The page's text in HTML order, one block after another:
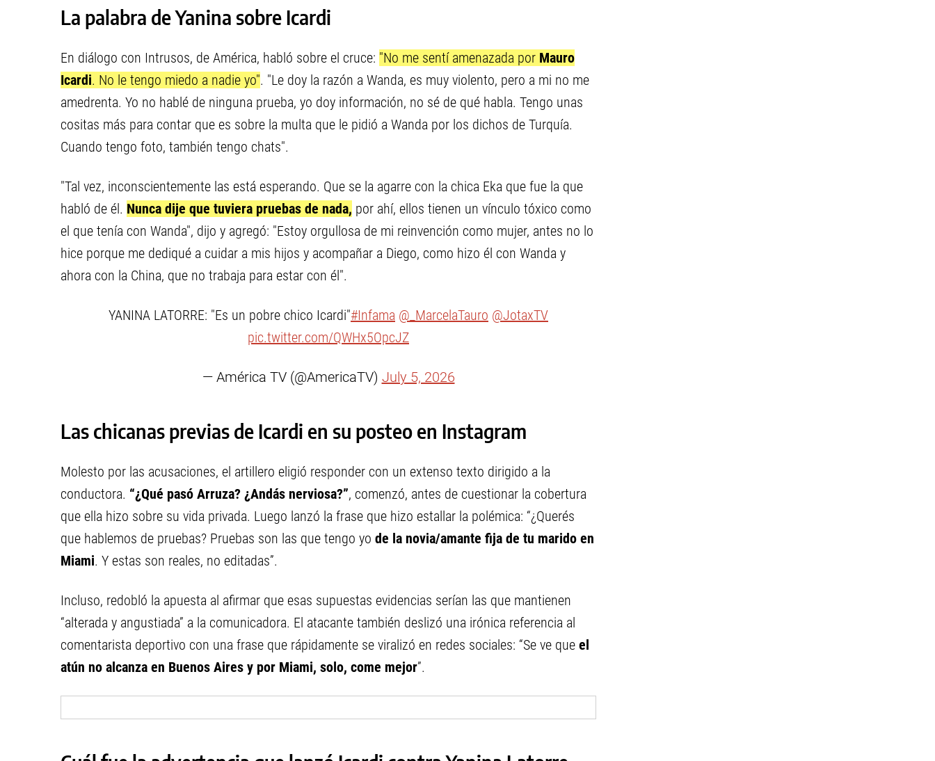
La palabra de Yanina sobre Icardi
En diálogo con Intrusos, de América, habló sobre el cruce: "No me sentí amenazada por Mauro
Icardi. No le tengo miedo a nadie yo". "Le doy la razón a Wanda, es muy violento, pero a mi no me
amedrenta. Yo no hablé de ninguna prueba, yo doy información, no sé de qué habla. Tengo unas
cositas más para contar que es sobre la multa que le pidió a Wanda por los dichos de Turquía.
Cuando tengo foto, también tengo chats".
"Tal vez, inconscientemente las está esperando. Que se la agarre con la chica Eka que fue la que
habló de él. Nunca dije que tuviera pruebas de nada, por ahí, ellos tienen un vínculo tóxico como
el que tenía con Wanda", dijo y agregó: "Estoy orgullosa de mi reinvención como mujer, antes no lo
hice porque me dediqué a cuidar a mis hijos y acompañar a Diego, como hizo él con Wanda y
ahora con la China, que no trabaja para estar con él".
YANINA LATORRE: "Es un pobre chico Icardi"#Infama @_MarcelaTauro @JotaxTV
pic.twitter.com/QWHx5OpcJZ
— América TV (@AmericaTV) July 5, 2026
Las chicanas previas de Icardi en su posteo en Instagram
Molesto por las acusaciones, el artillero eligió responder con un extenso texto dirigido a la
conductora. “¿Qué pasó Arruza? ¿Andás nerviosa?”, comenzó, antes de cuestionar la cobertura
que ella hizo sobre su vida privada. Luego lanzó la frase que hizo estallar la polémica: “¿Querés
que hablemos de pruebas? Pruebas son las que tengo yo de la novia/amante fija de tu marido en
Miami. Y estas son reales, no editadas”.
Incluso, redobló la apuesta al afirmar que esas supuestas evidencias serían las que mantienen
“alterada y angustiada” a la comunicadora. El atacante también deslizó una irónica referencia al
comentarista deportivo con una frase que rápidamente se viralizó en redes sociales: “Se ve que el
atún no alcanza en Buenos Aires y por Miami, solo, come mejor”.